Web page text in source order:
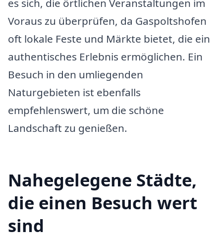
es sich, die örtlichen Veranstaltungen im
Voraus zu überprüfen, da Gaspoltshofen
oft lokale Feste und Märkte bietet, die ein
authentisches Erlebnis ermöglichen. Ein
Besuch in den umliegenden
Naturgebieten ist ebenfalls
empfehlenswert, um die schöne
Landschaft zu genießen.
Nahegelegene Städte,
die einen Besuch wert
sind